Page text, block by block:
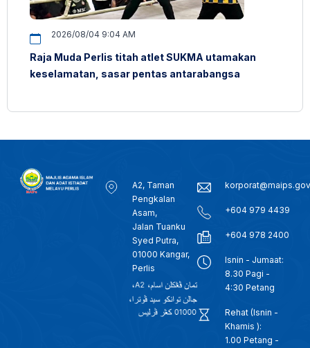
2026/08/04 9:04 AM
Raja Muda Perlis titah atlet SUKMA utamakan
keselamatan, sasar pentas antarabangsa
A2, Taman
Pengkalan
Asam,
Jalan Tuanku
Syed Putra,
01000 Kangar,
Perlis
+604 979 4439
+604 978 2400
Isnin - Jumaat:
8.30 Pagi -
4:30 Petang
Rehat (Isnin -
Khamis ):
1.00 Petang -